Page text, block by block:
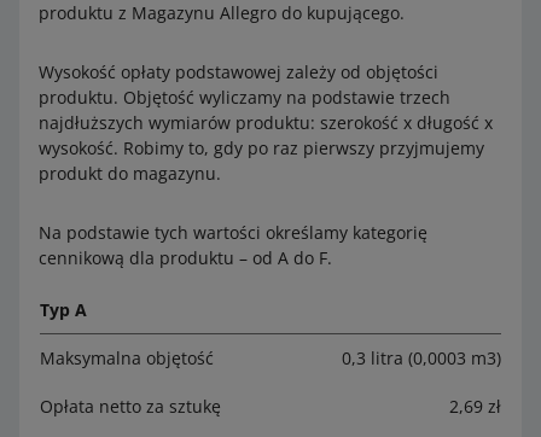
produktu z Magazynu Allegro do kupującego.
Wysokość opłaty podstawowej zależy od objętości
produktu. Objętość wyliczamy na podstawie trzech
najdłuższych wymiarów produktu: szerokość x długość x
wysokość. Robimy to, gdy po raz pierwszy przyjmujemy
produkt do magazynu.
Na podstawie tych wartości określamy kategorię
cennikową dla produktu – od A do F.
Typ A
Maksymalna objętość 0,3 litra (0,0003 m3)
Opłata netto za sztukę 2,69 zł